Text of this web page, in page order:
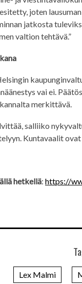
joten
jatkosta
valtion tehtävä.”
vai ei.
merkittävä.
salliiko
Kuntavaalit
hetkellä: https://
Lex Malmi